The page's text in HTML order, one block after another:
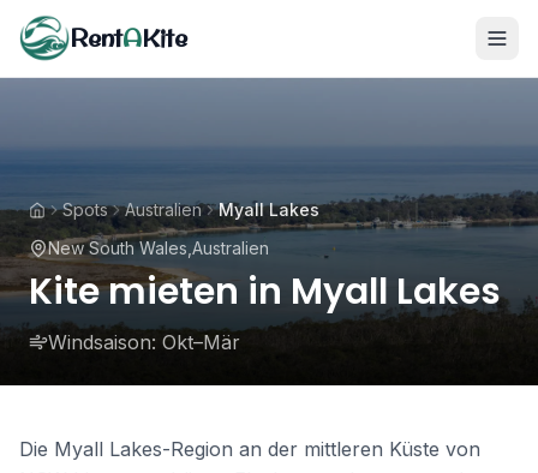
RentAKite
Spots Australien
Myall Lakes
New South Wales Australien
Kite mieten in Myall Lakes
Windsaison: Okt–Mär
Die Myall Lakes-Region an der mittleren Küste von